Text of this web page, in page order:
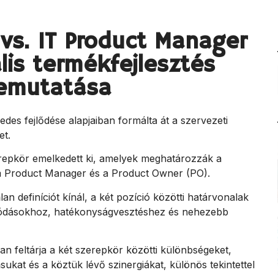
IT Product Manager
termékfejlesztés
fejlődése alapjaiban formálta át a szervezeti
emelkedett ki, amelyek meghatározzák a
Manager és a Product Owner (PO).
definíciót kínál, a két pozíció közötti határvonalak
hatékonyságvesztéshez és nehezebb
feltárja a két szerepkör közötti különbségeket,
és a köztük lévő szinergiákat, különös tekintettel